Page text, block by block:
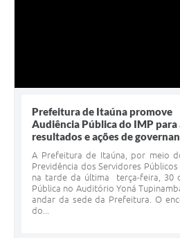
Prefeitura de Itaúna promove
Audiência Pública do IMP para
resultados e ações de
A Prefeitura de Itaúna, por meio
Previdência dos Servidores
na tarde da última terça-feira, 30
Pública no Auditório Yoná
andar da sede da Prefeitura. O
do...